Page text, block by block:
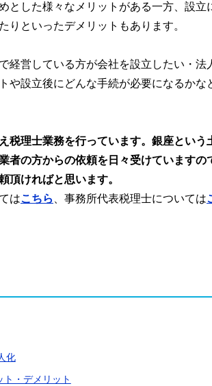
とした様々なメリットがある一方、設立
りといったデメリットもあります。
経営している方が会社を設立したい・法
や設立後にどんな手続が必要になるかな
税理士業務を行っています。銀座という
者の方からの依頼を日々受けていますの
頂ければと思います。
はこちら 、事務所代表税理士については
化
・デメリット